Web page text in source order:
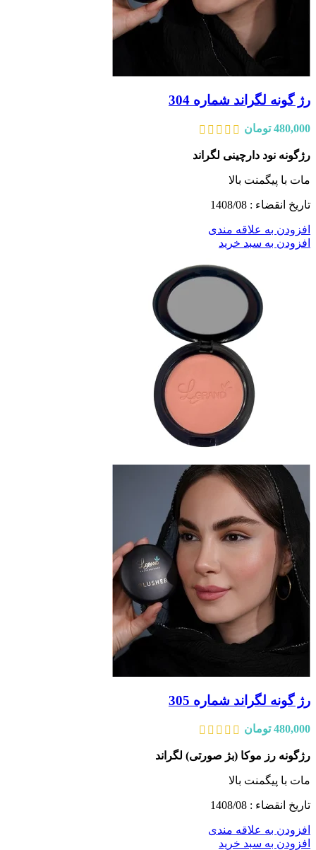
رژ گونه لگراند شماره 304
480,000 تومان
رژگونه نود دارچینی لگراند
مات با پیگمنت بالا
تاریخ انقضاء : 1408/08
افزودن به علاقه مندی
افزودن به سبد خرید
رژ گونه لگراند شماره 305
480,000 تومان
رژگونه رز موکا (بژ صورتی) لگراند
مات با پیگمنت بالا
تاریخ انقضاء : 1408/08
افزودن به علاقه مندی
افزودن به سبد خرید